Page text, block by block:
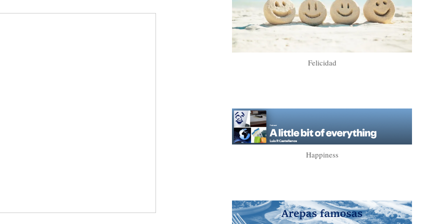
Felicidad
Happiness